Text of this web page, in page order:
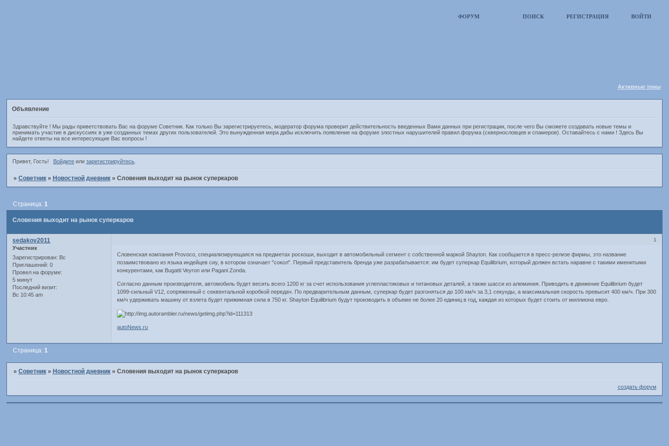
ФОРУМ ПОИСК РЕГИСТРАЦИЯ ВОЙТИ
Активные темы
Объявление
Здравствуйте ! Мы рады приветствовать Вас на форуме Советник. Как только Вы зарегистрируетесь, модератор форума проверит действительность введенных Вами данных при регистрации, после чего Вы сможете создавать новые темы и
принимать участие в дискуссиях в уже созданных темах других пользователей. Это вынужденная мера дабы исключить появление на форуме злостных нарушителей правил форума (сквернословцев и спамеров). Оставайтесь с нами ! Здесь Вы
найдете ответы на все интересующие Вас вопросы !
Привет, Гость! Войдитеили зарегистрируйтесь.
» Советник » Новостной дневник » Словения выходит на рынок суперкаров
Словения выходит на рынок суперкаров
Страница: 1
1
sedakov2011
Участник
Зарегистрирован: Вс
Приглашений: 0
Провел на форуме:
5 минут
Последний визит:
Вс 10:45 am
Словенская компания Provoco, специализирующаяся на предметах роскоши, выходит в автомобильный сегмент с собственной маркой Shayton. Как сообщается в пресс-релизе фирмы, это название
позаимствовано из языка индейцев сиу, в котором означает "сокол". Первый представитель бренда уже разрабатывается: им будет суперкар Equilibrium, который должен встать наравне с такими именитыми
конкурентами, как Bugatti Veyron или Pagani Zonda.
Согласно данным производителя, автомобиль будет весить всего 1200 кг за счет использования углепластиковых и титановых деталей, а также шасси из алюминия. Приводить в движение Equilibrium будет
1099-сильный V12, сопряженный с секвентальной коробкой передач. По предварительным данным, суперкар будет разгоняться до 100 км/ч за 3,1 секунды, а максимальная скорость превысит 400 км/ч. При 300
км/ч удерживать машину от взлета будет прижимная сила в 750 кг. Shayton Equilibrium будут производить в объеме не более 20 единиц в год, каждая из которых будет стоить от миллиона евро.
autoNews.ru
Страница: 1
» Советник » Новостной дневник » Словения выходит на рынок суперкаров
создать форум